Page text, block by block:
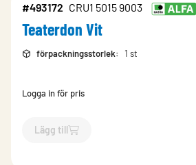
#493172 CRU1 5015 9003
Teaterdon Vit
förpackningsstorlek: 1 st
Logga in för pris
Lägg till
`$Lägg till